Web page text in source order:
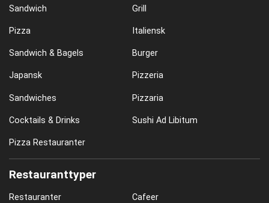
Sandwich Grill
Pizza Italiensk
Sandwich & Bagels Burger
Japansk Pizzeria
Sandwiches Pizzaria
Cocktails & Drinks Sushi Ad Libitum
Pizza Restauranter
Restauranttyper
Restauranter Cafeer